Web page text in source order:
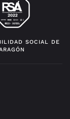
SOCIAL DE